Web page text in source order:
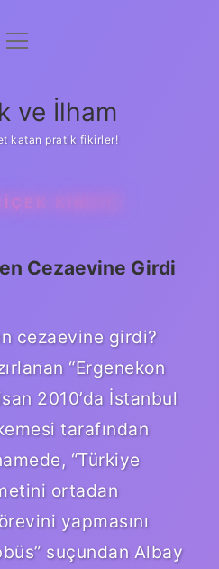
Uyarı
menüyü
ve İlham
katan pratik fikirler!
KIMDIR
Cezaevine Girdi
cezaevine girdi?
“Ergenekon
2010’da İstanbul
tarafından
“Türkiye
ortadan
yapmasını
suçundan Albay